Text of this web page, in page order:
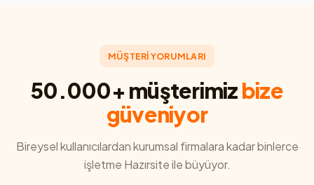
MÜŞTERİ YORUMLARI
50.000+ müşterimizbize
güveniyor
Bireysel kullanıcılardan kurumsal firmalara kadar binlerce
işletme Hazırsite ile büyüyor.